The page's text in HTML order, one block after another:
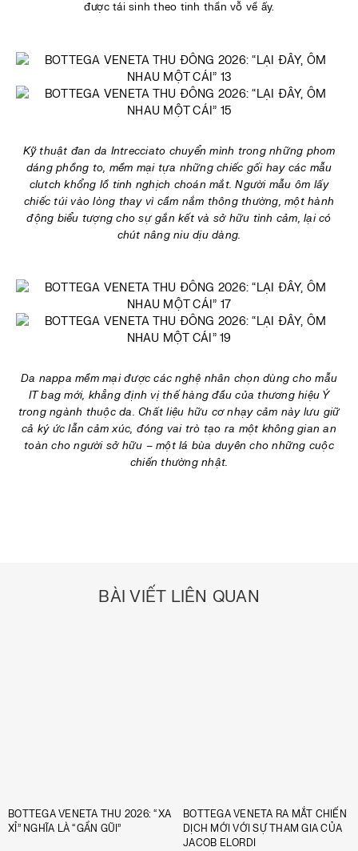
được tái sinh theo tinh thần vỗ về ấy.
Kỹ thuật đan da Intrecciato chuyển mình trong những phom
dáng phồng to, mềm mại tựa những chiếc gối hay các mẫu
clutch khổng lồ tinh nghịch choán mắt. Người mẫu ôm lấy
chiếc túi vào lòng thay vì cầm nắm thông thường, một hành
động biểu tượng cho sự gắn kết và sở hữu tình cảm, lại có
chút nâng niu dịu dàng.
Da nappa mềm mại được các nghệ nhân chọn dùng cho mẫu
IT bag mới, khẳng định vị thế hàng đầu của thương hiệu Ý
trong ngành thuộc da. Chất liệu hữu cơ nhạy cảm này lưu giữ
cả ký ức lẫn cảm xúc, đóng vai trò tạo ra một không gian an
toàn cho người sở hữu – một lá bùa duyên cho những cuộc
chiến thường nhật.
BÀI VIẾT LIÊN QUAN
BOTTEGA VENETA THU 2026: “XA
XỈ” NGHĨA LÀ “GẦN GŨI”
BOTTEGA VENETA RA MẮT CHIẾN
DỊCH MỚI VỚI SỰ THAM GIA CỦA
JACOB ELORDI